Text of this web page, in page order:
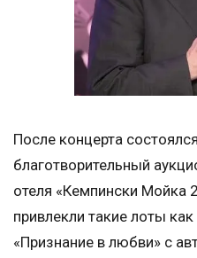
После концерта
благотворительный
отеля «Кемпински Мойка
привлекли такие лоты
«Признание в любви» с